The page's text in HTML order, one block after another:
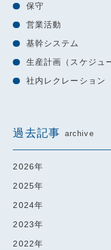
保守
営業活動
基幹システム
生産計画（スケジ
社内レクレーション
過去記事 archive
2026年
2025年
2024年
2023年
2022年